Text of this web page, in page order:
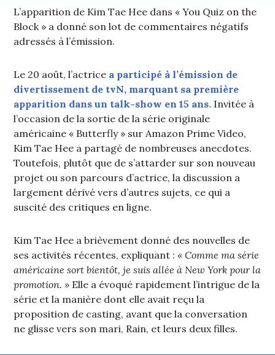
L’apparition de Kim Tae Hee dans « You Quiz on the
Block » a donné son lot de commentaires négatifs
adressés à l’émission.
Le 20 août, l’actrice a participé à l’émission de
divertissement de tvN, marquant sa première
apparition dans un talk-show en 15 ans. Invitée à
l’occasion de la sortie de la série originale
américaine « Butterfly » sur Amazon Prime Video,
Kim Tae Hee a partagé de nombreuses anecdotes.
Toutefois, plutôt que de s’attarder sur son nouveau
projet ou son parcours d’actrice, la discussion a
largement dérivé vers d’autres sujets, ce qui a
suscité des critiques en ligne.
Kim Tae Hee a brièvement donné des nouvelles de
ses activités récentes, expliquant :« Comme ma série
américaine sort bientôt, je suis allée à New York pour la
promotion. » Elle a évoqué rapidement l’intrigue de la
série et la manière dont elle avait reçu la
proposition de casting, avant que la conversation
ne glisse vers son mari, Rain, et leurs deux filles.